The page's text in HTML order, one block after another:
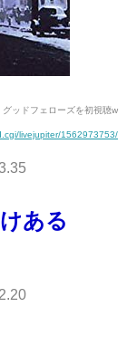
グッドフェローズを初視聴w
livejupiter/1562973753/
ある